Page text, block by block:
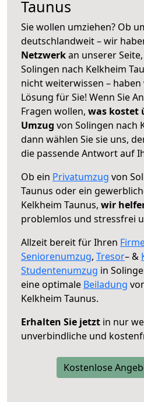
Taunus
Sie wollen umziehen? Ob
deutschlandweit – wir
Netzwerkan unserer
Solingen nach Kelkheim
nicht weiterwissen –
Lösung für Sie! Wenn Sie
Fragen wollen, was kostet
Umzug von Solingen nach
dann wählen Sie sie uns,
die passende Antwort auf
Ob ein Privatumzug von
Taunus oder ein
Kelkheim Taunus, wir
problemlos und stressfrei
Allzeit bereit für Ihren
Seniorenumzug, Tresor– &
Studentenumzug in
eine optimale Beiladung
Kelkheim Taunus.
Erhalten Sie jetzt in nur
unverbindliche und
Kostenlose